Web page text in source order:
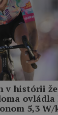
v histórii
5,3 W/